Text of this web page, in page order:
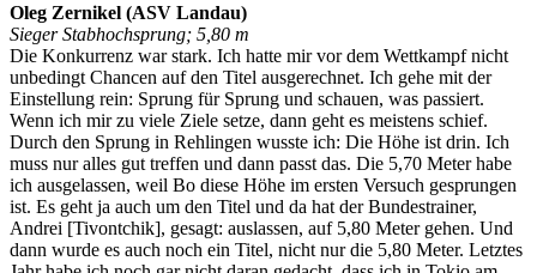
Oleg Zernikel (ASV Landau)
Sieger Stabhochsprung; 5,80 m
Die Konkurrenz war stark. Ich hatte mir vor dem Wettkampf nicht
unbedingt Chancen auf den Titel ausgerechnet. Ich gehe mit der
Einstellung rein: Sprung für Sprung und schauen, was passiert.
Wenn ich mir zu viele Ziele setze, dann geht es meistens schief.
Durch den Sprung in Rehlingen wusste ich: Die Höhe ist drin. Ich
muss nur alles gut treffen und dann passt das. Die 5,70 Meter habe
ich ausgelassen, weil Bo diese Höhe im ersten Versuch gesprungen
ist. Es geht ja auch um den Titel und da hat der Bundestrainer,
Andrei [Tivontchik], gesagt: auslassen, auf 5,80 Meter gehen. Und
dann wurde es auch noch ein Titel, nicht nur die 5,80 Meter. Letztes